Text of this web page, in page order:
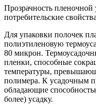
Прозрачность пленочной
потребительские
Для упаковки полочек
полиэтиленовую
80 микрон.
пленки, способные
температуры,
полимера. К усадочным
обладающие
более) усадку.